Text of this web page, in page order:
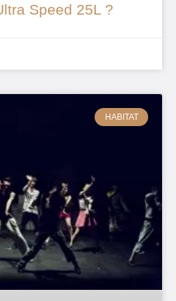
Speed 25L ?
HABITAT